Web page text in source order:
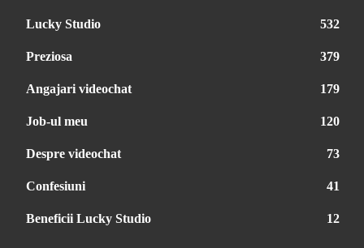
Lucky Studio 532
Preziosa 379
Angajari videochat 179
Job-ul meu 120
Despre videochat 73
Confesiuni 41
Beneficii Lucky Studio 12